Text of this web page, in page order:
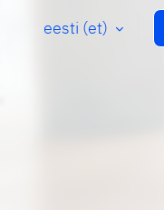
eesti ‎(et)‎